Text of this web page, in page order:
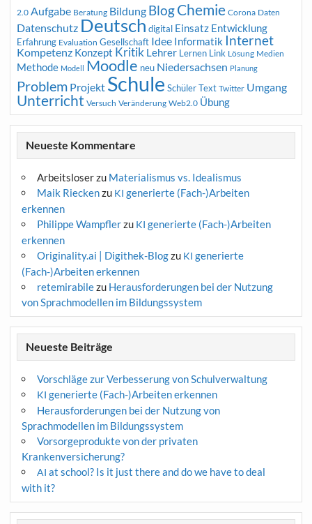
2.0 Aufgabe Beratung Bildung BlogChemie Corona Daten
Datenschutz Deutsch digital Einsatz Entwicklung
Erfahrung Evaluation Gesellschaft Idee Informatik Internet
Kompetenz Konzept Kritik Lehrer Lernen Link Lösung Medien
Methode Modell Moodle neu Niedersachsen Planung
Problem Projekt Schule Schüler Text Twitter Umgang
Unterricht Versuch Veränderung Web2.0 Übung
Neueste Kommentare
Arbeitsloserzu Materialismus vs. Idealismus
Maik Rieckenzu KI generierte (Fach-)Arbeiten
erkennen
Philippe Wampflerzu KI generierte (Fach-)Arbeiten
erkennen
Originality.ai | Digithek-Blogzu KI generierte
(Fach-)Arbeiten erkennen
retemirabilezu Herausforderungen bei der Nutzung
von Sprachmodellen im Bildungssystem
Neueste Beiträge
Vorschläge zur Verbesserung von Schulverwaltung
KI generierte (Fach-)Arbeiten erkennen
Herausforderungen bei der Nutzung von
Sprachmodellen im Bildungssystem
Vorsorgeprodukte von der privaten
Krankenversicherung?
AI at school? Is it just there and do we have to deal
with it?